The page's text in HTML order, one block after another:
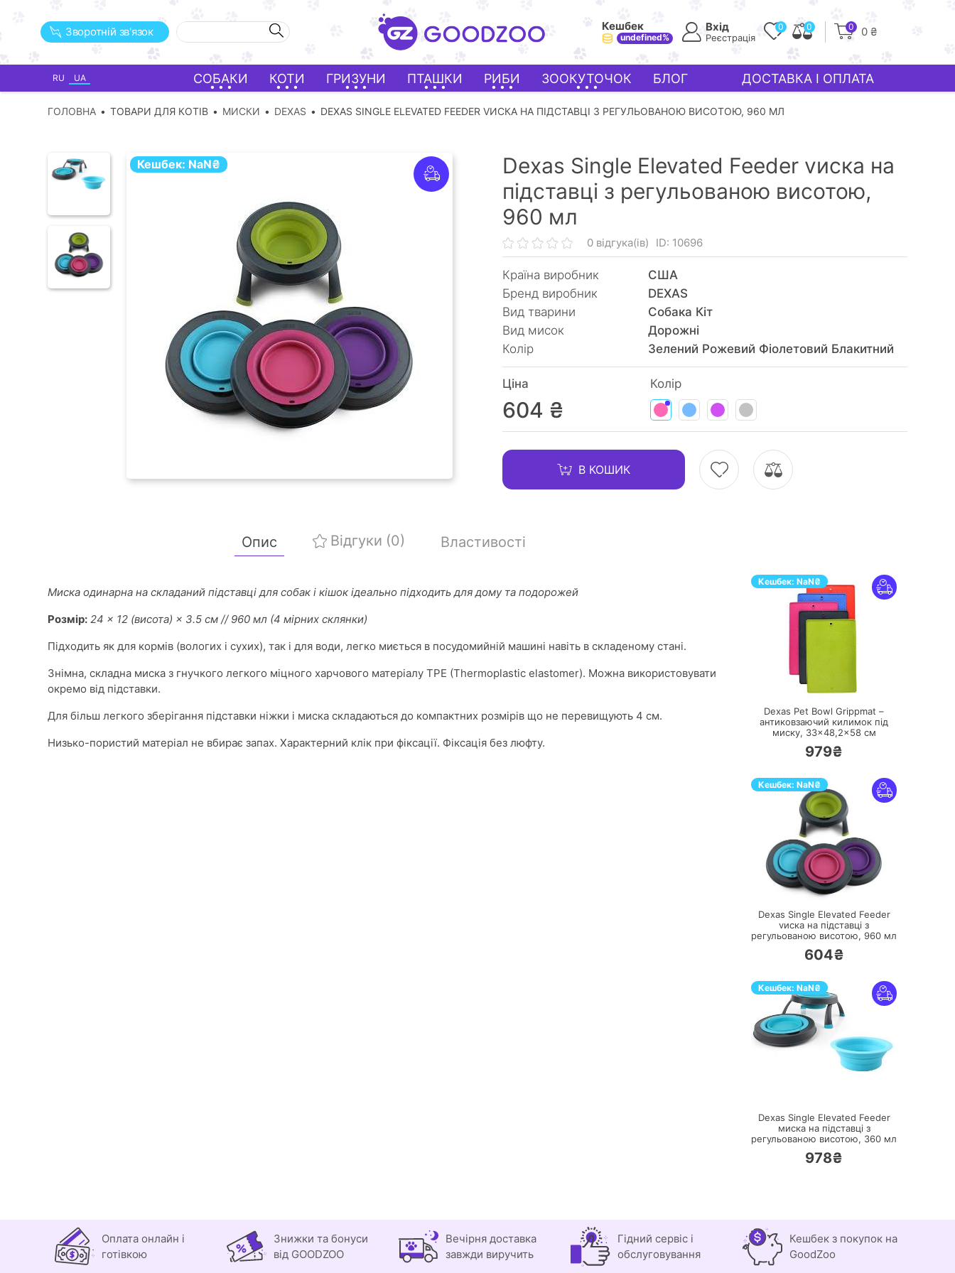
Зворотній зв'язок Кешбек
undefined%
Вхід
Реєстрація
0 0 0 0 ₴
RU UA СОБАКИ КОТИ ГРИЗУНИ ПТАШКИ РИБИ ЗООКУТОЧОК БЛОГ ДОСТАВКА І ОПЛАТА
ГОЛОВНА ТОВАРИ ДЛЯ КОТІВ МИСКИ DEXAS DEXAS SINGLE ELEVATED FEEDER VИСКА НА ПІДСТАВЦІ З РЕГУЛЬОВАНОЮ ВИСОТОЮ, 960 МЛ
Кешбек: NaN₴
Dexas Single Elevated Feeder vиска на
підставці з регульованою висотою,
960 мл
0 відгука(ів) ID: 10696
Країна виробник
США
Бренд виробник
DEXAS
Вид тварини
Собака Кiт
Вид мисок
Дорожні
Колір
Зелений Рожевий Фіолетовий Блакитний
Ціна
604 ₴
Колір
В КОШИК
Опис Відгуки (0) Властивості
Миска одинарна на складаний підставці для собак і кішок ідеально підходить для дому та подорожей
Розмір: 24 × 12 (висота) × 3.5 см // 960 мл (4 мірних склянки)
Підходить як для кормів (вологих і сухих), так і для води, легко миється в посудомийній машині навіть в складеному стані.
Знімна, складна миска з гнучкого легкого міцного харчового матеріалу TPE (Thermoplastic elastomer). Можна використовувати
окремо від підставки.
Для більш легкого зберігання підставки ніжки і миска складаються до компактних розмірів що не перевищують 4 см.
Низько-пористий матеріал не вбирає запах. Характерний клік при фіксації. Фіксація без люфту.
Кешбек: NaN₴
ПЕРЕЙТИ
Dexas Pet Bowl Grippmat –
антиковзаючий килимок під
миску, 33×48,2×58 см
979₴
Кешбек: NaN₴
ПЕРЕЙТИ
Dexas Single Elevated Feeder
vиска на підставці з
регульованою висотою, 960 мл
604₴
Кешбек: NaN₴
Dexas Single Elevated Feeder
миска на підставці з
регульованою висотою, 360 мл
978₴
Оплата онлайн і
готівкою
Знижки та бонуси
від GOODZOO
Вечірня доставка
завжди виручить
Гідний сервіс і
обслуговування
Кешбек з покупок на
GoodZoo